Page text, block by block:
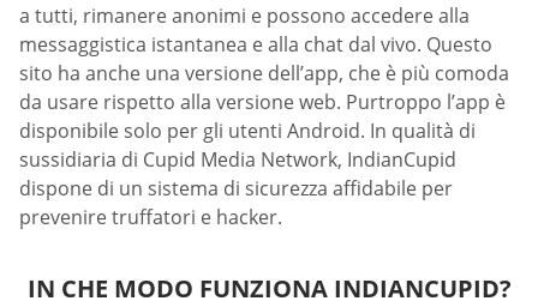
a tutti, rimanere anonimi e possono accedere alla
messaggistica istantanea e alla chat dal vivo. Questo
sito ha anche una versione dell’app, che è più comoda
da usare rispetto alla versione web. Purtroppo l’app è
disponibile solo per gli utenti Android. In qualità di
sussidiaria di Cupid Media Network, IndianCupid
dispone di un sistema di sicurezza affidabile per
prevenire truffatori e hacker.
IN CHE MODO FUNZIONA INDIANCUPID?